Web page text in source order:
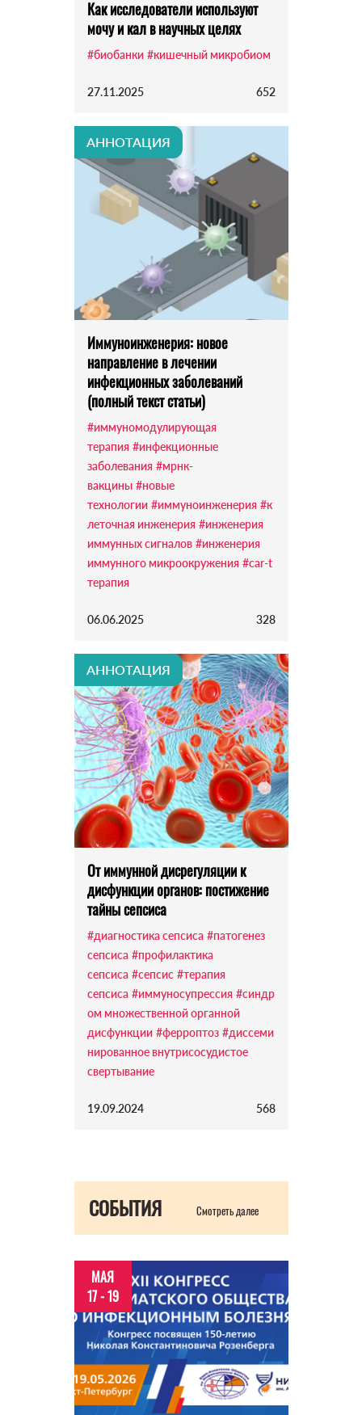
Как исследователи используют
мочу и кал в научных целях
#биобанки #кишечный микробиом
27.11.2025 652
АННОТАЦИЯ
Иммуноинженерия: новое
направление в лечении
инфекционных заболеваний
(полный текст статьи)
#иммуномодулирующая
терапия #инфекционные
заболевания #мрнк-
вакцины #новые
технологии #иммуноинженерия #к
леточная инженерия #инженерия
иммунных сигналов #инженерия
иммунного микроокружения #car-t
терапия
06.06.2025 328
АННОТАЦИЯ
От иммунной дисрегуляции к
дисфункции органов: постижение
тайны сепсиса
#диагностика сепсиса #патогенез
сепсиса #профилактика
сепсиса #сепсис #терапия
сепсиса #иммуносупрессия #синдр
ом множественной органной
дисфункции #ферроптоз #диссеми
нированное внутрисосудистое
свертывание
19.09.2024 568
СОБЫТИЯ Смотреть далее
МАЯ
17 - 19